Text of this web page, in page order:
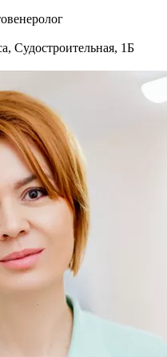
Судостроительная, 1Б